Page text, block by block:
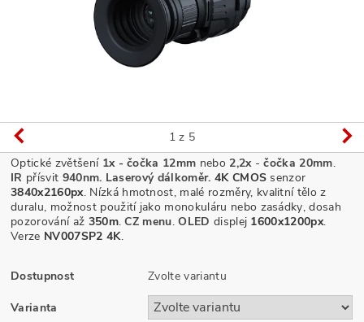
1 z 5
Optické zvětšení 1x - čočka 12mm nebo 2,2x -čočka 20mm.
IR přísvit 940nm. Laserový dálkoměr. 4K CMOS senzor
3840x2160px. Nízká hmotnost, malé rozměry, kvalitní tělo z
duralu, možnost použití jako monokuláru nebo zasádky, dosah
pozorování až 350m.CZ menu.OLED displej 1600x1200px.
Verze NV007SP2 4K.
Dostupnost Zvolte variantu
Varianta